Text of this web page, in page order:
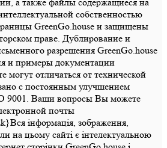
собственностью
GreenGo.house и защищены
праве. Дублирование и
разрешения GreenGo.house
и примеры документации
могут отличаться от технической
с постоянным улучшением
9001. Ваши вопросы Вы можете
почты
інформація, зображення,
на цьому сайті є інтелектуальною